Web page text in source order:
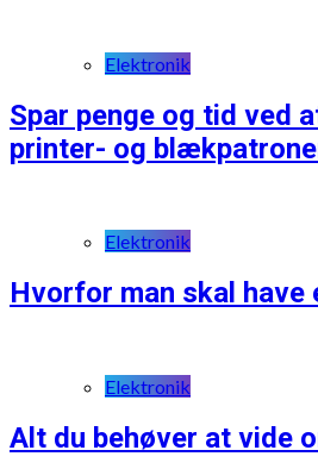
Elektronik
Spar penge og tid ved
printer- og
Elektronik
Hvorfor man skal have
Elektronik
Alt du behøver at vide